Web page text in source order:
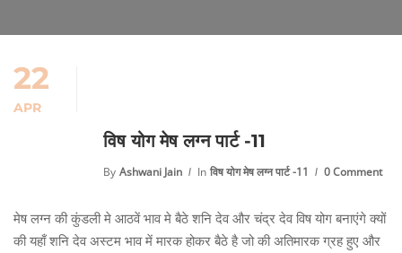
22
APR
विष योग मेष लग्न पार्ट -11
By Ashwani Jain In विष योग मेष लग्न पार्ट -11 0 Comment
मेष लग्न की कुंडली मे आठवें भाव मे बैठे शनि देव और चंद्र देव विष योग बनाएंगे क्यों
की यहाँ शनि देव अस्टम भाव में मारक होकर बैठे है जो की अतिमारक ग्रह हुए और